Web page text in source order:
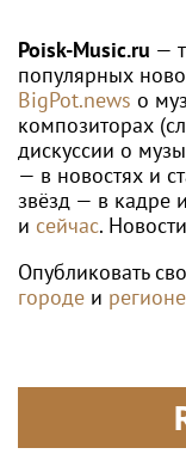
Poisk-Music.ru —
популярных
BigPot.news о
композиторах
дискуссии о
— в новостях и
звёзд — в кадре
и сейчас.
Опубликовать
городе и регионе